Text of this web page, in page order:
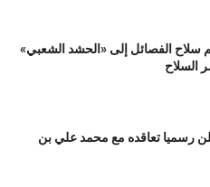
سلاح الفصائل إلى «الحشد الشعبي»
السلاح
رسميا تعاقده مع محمد علي بن